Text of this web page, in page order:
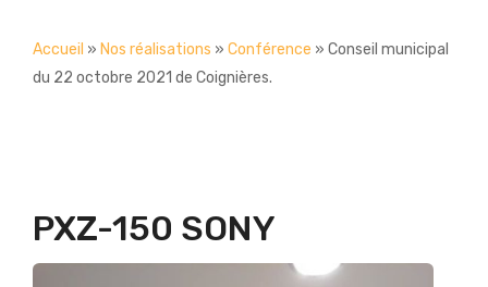
Accueil » Nos réalisations » Conférence » Conseil municipal
du 22 octobre 2021 de Coignières.
PXZ-150 SONY